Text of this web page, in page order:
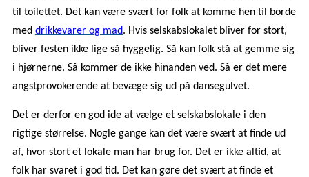
til toilettet. Det kan være svært for folk at komme hen til borde
med drikkevarer og mad. Hvis selskabslokalet bliver for stort,
bliver festen ikke lige så hyggelig. Så kan folk stå at gemme sig
i hjørnerne. Så kommer de ikke hinanden ved. Så er det mere
angstprovokerende at bevæge sig ud på dansegulvet.
Det er derfor en god ide at vælge et selskabslokale i den
rigtige størrelse. Nogle gange kan det være svært at finde ud
af, hvor stort et lokale man har brug for. Det er ikke altid, at
folk har svaret i god tid. Det kan gøre det svært at finde et